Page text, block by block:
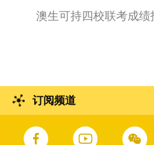
澳生可持四校联考成
订阅频道